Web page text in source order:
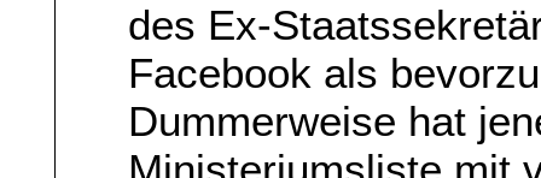
des Ex-
Facebook als
Dummerweise hat